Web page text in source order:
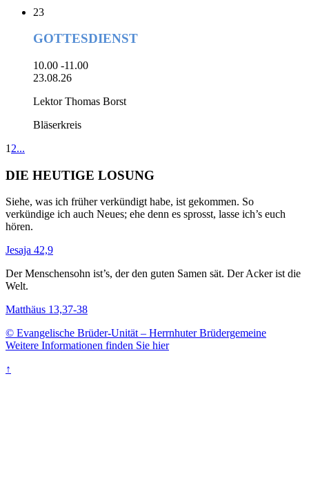
23
GOTTESDIENST
10.00 -11.00
23.08.26
Lektor Thomas Borst
Bläserkreis
1 2...
DIE HEUTIGE LOSUNG
Siehe, was ich früher verkündigt habe, ist gekommen. So
verkündige ich auch Neues; ehe denn es sprosst, lasse ich’s euch
hören.
Jesaja 42,9
Der Menschensohn ist’s, der den guten Samen sät. Der Acker ist die
Welt.
Matthäus 13,37-38
© Evangelische Brüder-Unität – Herrnhuter Brüdergemeine
Weitere Informationen finden Sie hier
↑